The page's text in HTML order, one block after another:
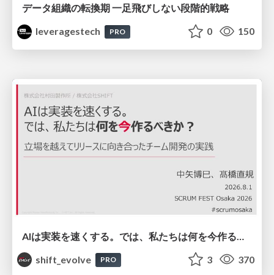
データ組織の転換期 一足飛びしない段階的戦略
leveragestech
PRO 0 150
shift_evolve
PRO 3 370